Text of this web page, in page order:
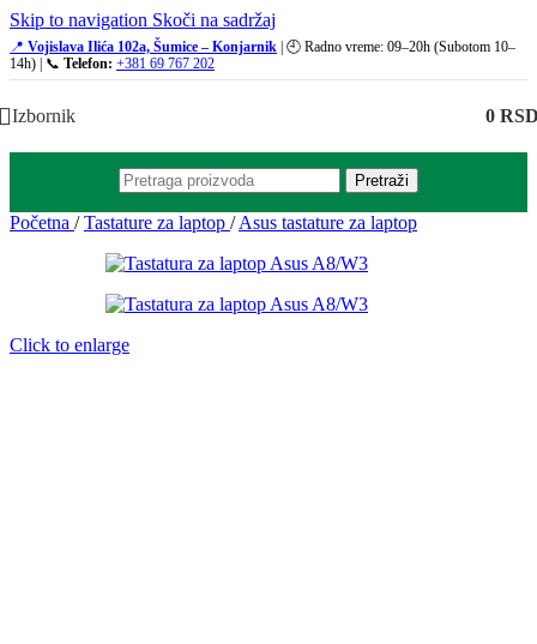
Skip to navigation Skoči na sadržaj
📍 Vojislava Ilića 102a, Šumice – Konjarnik | 🕘 Radno vreme: 09–20h (Subotom 10–
14h) | 📞 Telefon: +381 69 767 202
Izbornik 0
Pretraži
Početna / Tastature za laptop / Asus tastature za laptop
Click to enlarge